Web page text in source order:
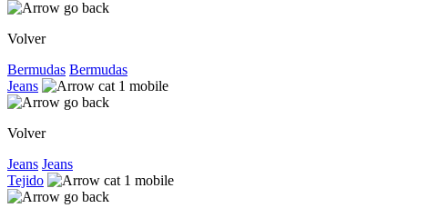
Volver
Bermudas Bermudas
Jeans
Volver
Jeans Jeans
Tejido